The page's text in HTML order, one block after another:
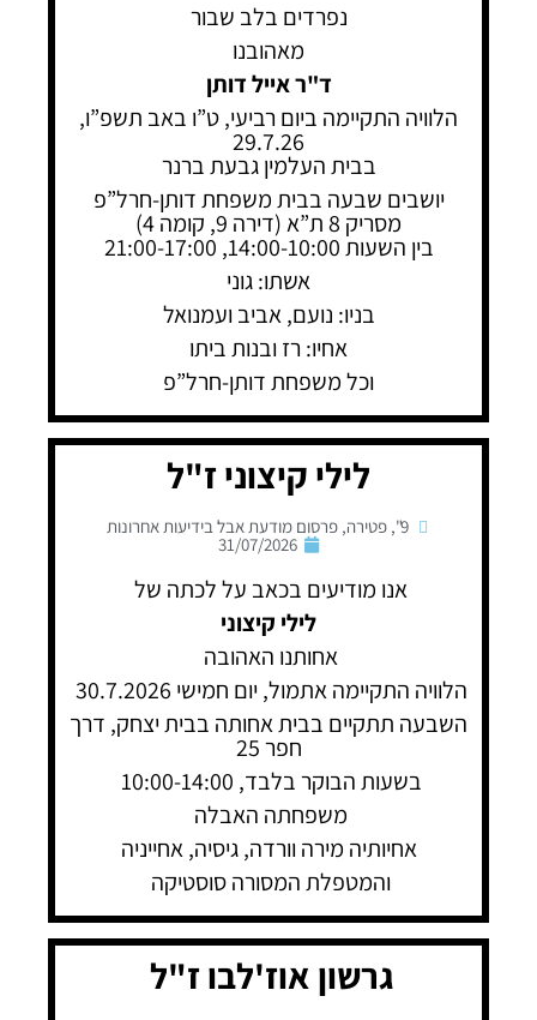
נפרדים בלב שבור
מאהובנו
ד"ר אייל דותן
הלוויה התקיימה ביום רביעי, ט”ו באב תשפ”ו,
29.7.26
בבית העלמין גבעת ברנר
יושבים שבעה בבית משפחת דותן-חרל”פ
מסריק 8 ת”א (דירה 9, קומה 4)
בין השעות 14:00-10:00, 21:00-17:00
אשתו: גוני
בניו: נועם, אביב ועמנואל
אחיו: רז ובנות ביתו
וכל משפחת דותן-חרל”פ
לילי קיצוני ז"ל
9"
,פטירה,פרסום מודעת אבל בידיעות אחרונות
31/07/2026
אנו מודיעים בכאב על לכתה של
לילי קיצוני
אחותנו האהובה
הלוויה התקיימה אתמול, יום חמישי 30.7.2026
השבעה תתקיים בבית אחותה בבית יצחק, דרך
חפר 25
בשעות הבוקר בלבד, 10:00-14:00
משפחתה האבלה
אחיותיה מירה וורדה, גיסיה, אחייניה
והמטפלת המסורה סוסטיקה
גרשון אוז'לבו ז"ל